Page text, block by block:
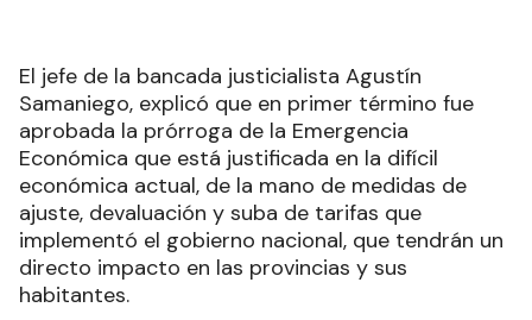
El jefe de la bancada justicialista Agustín
Samaniego, explicó que en primer término fue
aprobada la prórroga de la Emergencia
Económica que está justificada en la difícil
económica actual, de la mano de medidas de
ajuste, devaluación y suba de tarifas que
implementó el gobierno nacional, que tendrán un
directo impacto en las provincias y sus
habitantes.